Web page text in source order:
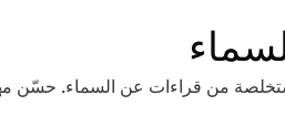
من قراءات عن السماء. حسّن